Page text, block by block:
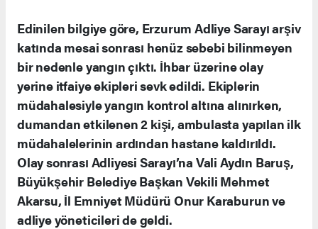
Edinilen bilgiye göre, Erzurum Adliye Sarayı arşiv
katında mesai sonrası henüz sebebi bilinmeyen
bir nedenle yangın çıktı. İhbar üzerine olay
yerine itfaiye ekipleri sevk edildi. Ekiplerin
müdahalesiyle yangın kontrol altına alınırken,
dumandan etkilenen 2 kişi, ambulasta yapılan ilk
müdahalelerinin ardından hastane kaldırıldı.
Olay sonrası Adliyesi Sarayı’na Vali Aydın Baruş,
Büyükşehir Belediye Başkan Vekili Mehmet
Akarsu, İl Emniyet Müdürü Onur Karaburun ve
adliye yöneticileri de geldi.